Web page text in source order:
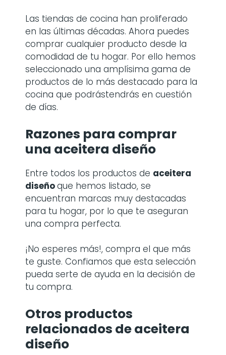
Las tiendas de cocina han proliferado
en las últimas décadas. Ahora puedes
comprar cualquier producto desde la
comodidad de tu hogar. Por ello hemos
seleccionado una amplísima gama de
productos de lo más destacado para la
cocina que podrástendrás en cuestión
de días.
Razones para comprar
una aceitera diseño
Entre todos los productos de aceitera
diseñoque hemos listado, se
encuentran marcas muy destacadas
para tu hogar, por lo que te aseguran
una compra perfecta.
¡No esperes más!, compra el que más
te guste. Confiamos que esta selección
pueda serte de ayuda en la decisión de
tu compra.
Otros productos
relacionados de aceitera
diseño